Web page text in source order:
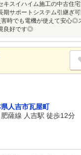
キスイハイム施工の中古住
期サポートシステム引継
時でも電機が使えて安
良好です◎
人吉市瓦屋町
肥薩線 人吉駅 徒歩12分